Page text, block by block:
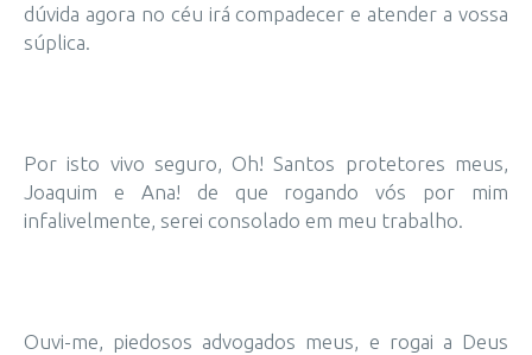
dúvida agora no céu irá compadecer e atender a vossa
súplica.
Por isto vivo seguro, Oh! Santos protetores meus,
Joaquim e Ana! de que rogando vós por mim
infalivelmente, serei consolado em meu trabalho.
Ouvi-me, piedosos advogados meus, e rogai a Deus